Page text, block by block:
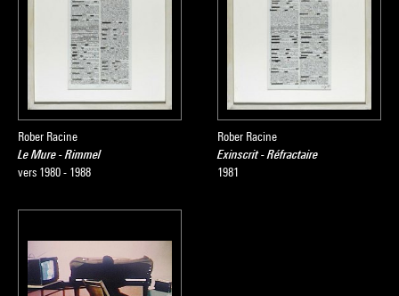
Rober Racine
Le Mure - Rimmel
vers 1980 - 1988
Rober Racine
Exinscrit - Réfractaire
1981